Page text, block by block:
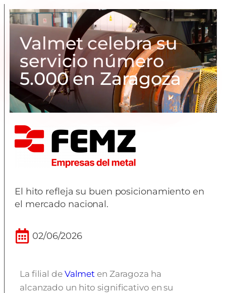
Valmet celebra su
servicio número
5.000 en Zaragoza
El hito refleja su buen posicionamiento en
el mercado nacional.
02/06/2026
La filial de Valmet en Zaragoza ha
alcanzado un hito significativo en su